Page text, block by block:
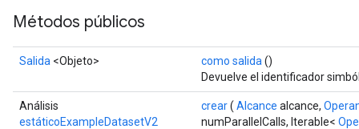
Métodos públicos
Salida <Objeto> como salida ()
Devuelve el identificador
Análisis
estáticoExampleDatasetV2
crear( Alcance alcance,
numParallelCalls, Iterable<